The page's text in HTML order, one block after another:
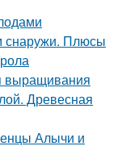
снаружи. Плюсы
выращивания
Древесная
Алычи и